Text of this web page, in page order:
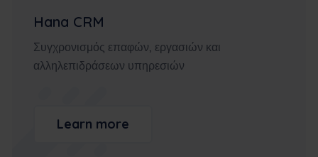
Hana CRM
Συγχρονισμός επαφών, εργασιών και
αλληλεπιδράσεων υπηρεσιών
Learn more